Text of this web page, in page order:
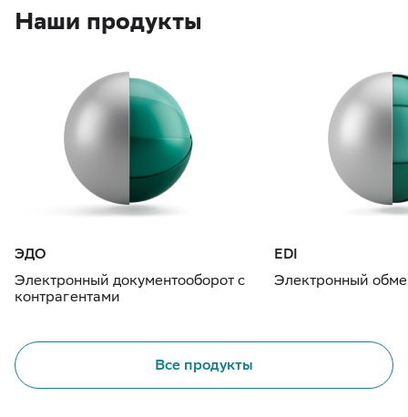
Наши продукты
ЭДО
Электронный документооборот с
контрагентами
EDI
Электронный
Все продукты